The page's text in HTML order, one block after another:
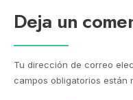
Deja un
Tu dirección de correo
campos obligatorios están